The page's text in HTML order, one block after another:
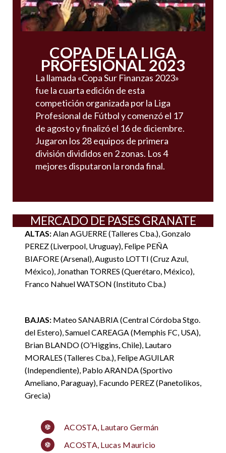
COPA DE LA LIGA
PROFESIONAL 2023
La llamada «Copa Sur Finanzas 2023» ​
fue la cuarta edición de esta
competición organizada por la Liga
Profesional de Fútbol y comenzó el 17
de agosto y finalizó el 16 de diciembre.
Jugaron los 28 equipos de primera
división divididos en 2 zonas. Los 4
mejores disputaron la ronda final.
MERCADO DE PASES GRANATE
ALTAS:Alan AGUERRE (Talleres Cba.), Gonzalo
PEREZ (Liverpool, Uruguay), Felipe PEÑA
BIAFORE (Arsenal), Augusto LOTTI (Cruz Azul,
México), Jonathan TORRES (Querétaro, México),
Franco Nahuel WATSON (Instituto Cba.)
BAJAS: Mateo SANABRIA (Central Córdoba Stgo.
del Estero), Samuel CAREAGA (Memphis FC, USA),
Brian BLANDO (O’Higgins, Chile), Lautaro
MORALES (Talleres Cba.), Felipe AGUILAR
(Independiente), Pablo ARANDA (Sportivo
Ameliano, Paraguay), Facundo PEREZ (Panetolikos,
Grecia)
ACOSTA, Lautaro Germán
ACOSTA, Lucas Mauricio